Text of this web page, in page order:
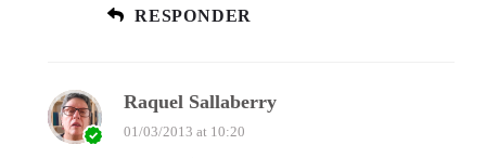
RESPONDER
Raquel Sallaberry
01/03/2013 at 10:20